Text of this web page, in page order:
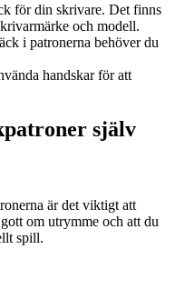
för din skrivare. Det finns
och modell.
i patronerna behöver du
handskar för att
själv
är det viktigt att
om utrymme och att du
spill.